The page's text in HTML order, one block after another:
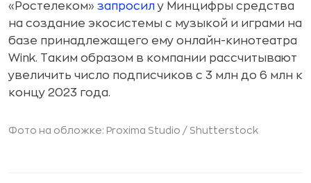
«Ростелеком» запросил у Минцифры средства
на создание экосистемы с музыкой и играми на
базе принадлежащего ему онлайн-кинотеатра
Wink. Таким образом в компании рассчитывают
увеличить число подписчиков с 3 млн до 6 млн к
концу 2023 года.
Фото на обложке: Proxima Studio / Shutterstock